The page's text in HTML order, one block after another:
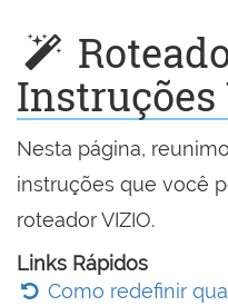
Instruções
Nesta página,
instruções que você
roteador VIZIO.
Links Rápidos
Como redefinir